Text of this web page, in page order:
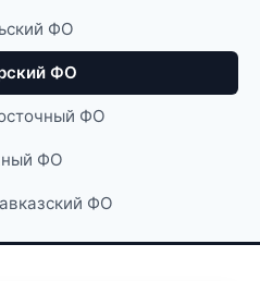
ФО
ФО
ФО
ФО
ФО